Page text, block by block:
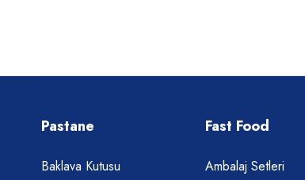
Pastane
Baklava Kutusu
Fast Food
Ambalaj Setleri